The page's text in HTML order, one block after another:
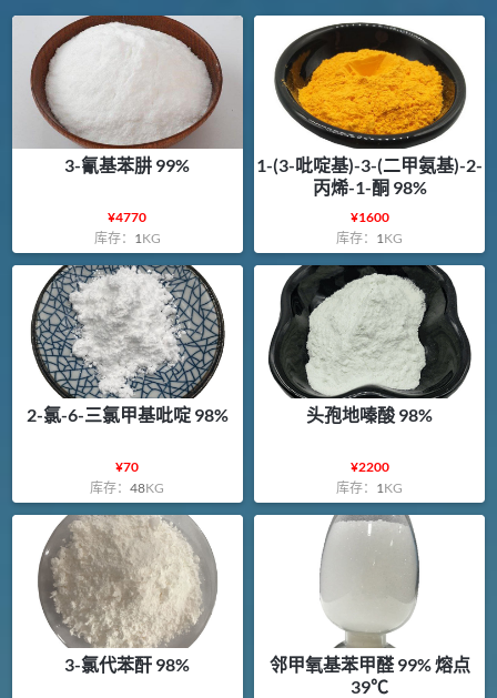
3-氰基苯肼 99%
¥4770
库存： 1KG
1-(3-吡啶基)-3-(二甲氨基)-2-
丙烯-1-酮 98%
¥1600
库存： 1KG
2-氯-6-三氯甲基吡啶 98%
¥70
库存：48KG
头孢地嗪酸 98%
¥2200
库存： 1 KG
3-氯代苯酐 98%
邻甲氧基苯甲醛 99% 熔点
39℃